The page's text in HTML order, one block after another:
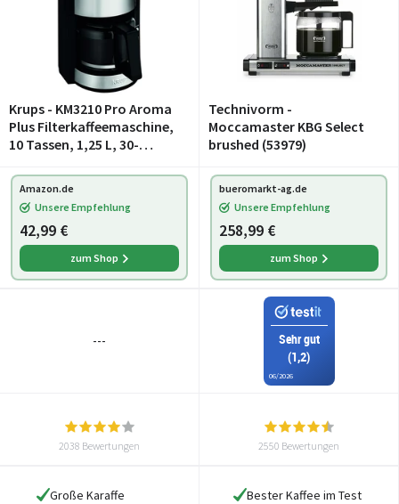
Krups - KM3210 Pro Aroma
Plus Filterkaffeemaschine,
10 Tassen, 1,25 L, 30-
Warmhaltefunktion,
sichtbares Wasserstands
Fenster, Tropfstopp-
System, Schwa
Technivorm -
Moccamaster KBG Select
brushed (53979)
Amazon.de
Unsere Empfehlung
42,99 €
zum Shop
bueromarkt-ag.de
Unsere Empfehlung
258,99 €
zum Shop
---
Sehr gut
(1,2)
06/2026
2038 Bewertungen 2550 Bewertungen
Große Karaffe
Bester Kaffee im Test